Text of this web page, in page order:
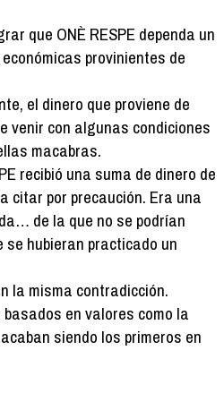
que ONÈ RESPE dependa un
provinientes de
el dinero que proviene de
venir con algunas condiciones
macabras.
recibió una suma de dinero de
citar por precaución. Era una
de la que no se podrían
hubieran practicado un
la misma contradicción.
en valores como la
siendo los primeros en